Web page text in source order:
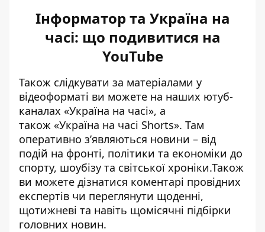
Інформатор та Україна на
часі: що подивитися на
YouTube
Також слідкувати за матеріалами у
відеоформаті ви можете на наших ютуб-
каналах «Україна на часі», а
також «Україна на часі Shorts». Там
оперативно зʼявляються новини – від
подій на фронті, політики та економіки до
спорту, шоубізу та світської хроніки.Також
ви можете дізнатися коментарі провідних
експертів чи переглянути щоденні,
щотижневі та навіть щомісячні підбірки
головних новин.